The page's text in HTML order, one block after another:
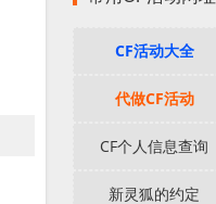
CF活动大全
代做CF活动
CF个人信息查询
新灵狐的约定